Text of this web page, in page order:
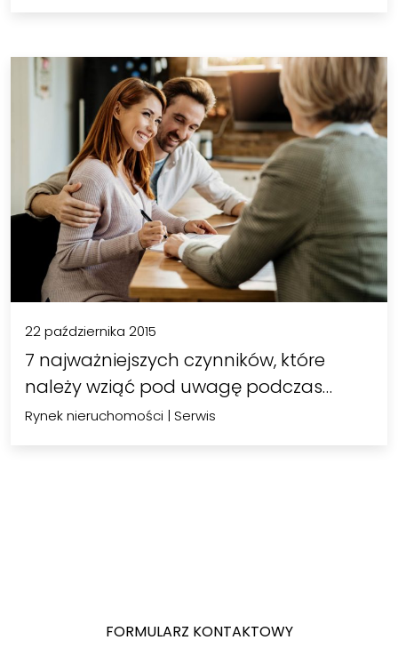
22 października 2015
7 najważniejszych czynników, które
należy wziąć pod uwagę podczas…
Rynek nieruchomości | Serwis
FORMULARZ KONTAKTOWY